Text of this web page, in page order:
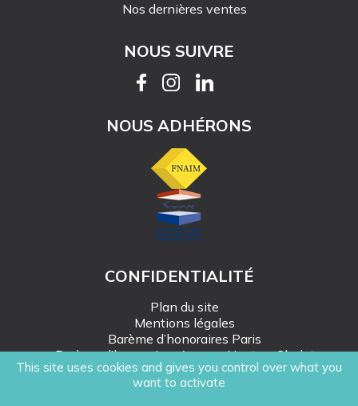
Nos dernières ventes
NOUS SUIVRE
NOUS ADHÉRONS
CONFIDENTIALITÉ
Plan du site
Mentions légales
Barème d’honoraires Paris
Barème d’honoraires Angers-Nantes-Cholet
Création Mediapilote
This site uses cookies and gives you control over what you
want to activate